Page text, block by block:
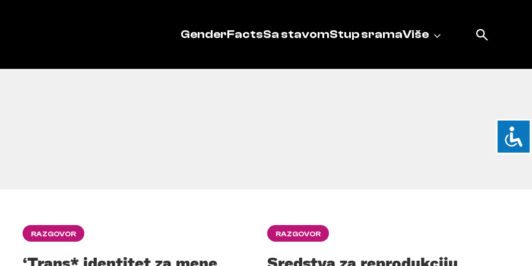
GenderFactsSa stavomStup sramaViše
RAZGOVOR RAZGOVOR